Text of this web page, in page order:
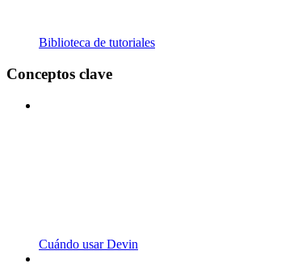
Biblioteca de tutoriales
Conceptos clave
Cuándo usar Devin